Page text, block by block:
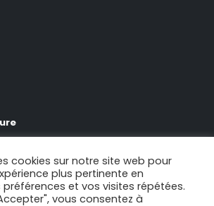
cookies sur notre site web pour
plus pertinente en
et vos visites répétées.
vous consentez à